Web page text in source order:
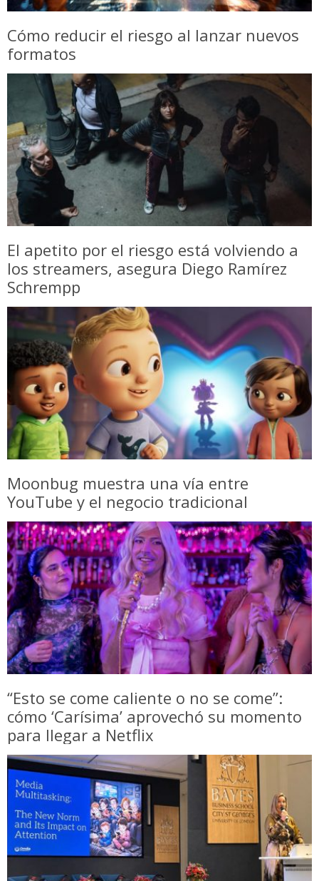
Cómo reducir el riesgo al lanzar nuevos
formatos
El apetito por el riesgo está volviendo a
los streamers, asegura Diego Ramírez
Schrempp
Moonbug muestra una vía entre
YouTube y el negocio tradicional
“Esto se come caliente o no se come”:
cómo ‘Carísima’ aprovechó su momento
para llegar a Netflix